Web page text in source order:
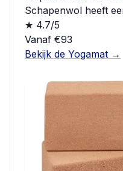
Schapenwol heeft
★ 4.7/5
Vanaf €93
Bekijk de Yogamat →